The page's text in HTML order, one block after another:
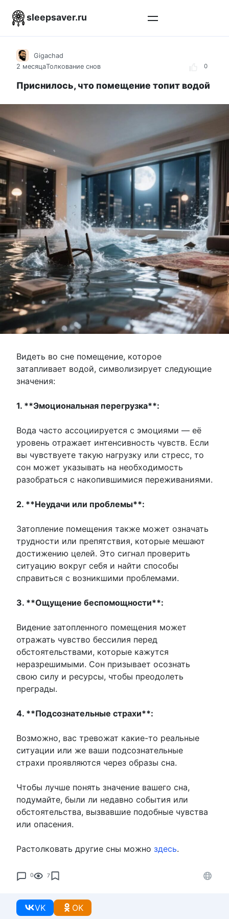
sleepsaver.ru
0
Gigachad
2 месяцаТолкование снов
Приснилось, что помещение топит водой
Видеть во сне помещение, которое
затапливает водой, символизирует следующие
значения:
1. **Эмоциональная перегрузка**:
Вода часто ассоциируется с эмоциями — её
уровень отражает интенсивность чувств. Если
вы чувствуете такую нагрузку или стресс, то
сон может указывать на необходимость
разобраться с накопившимися переживаниями.
2. **Неудачи или проблемы**:
Затопление помещения также может означать
трудности или препятствия, которые мешают
достижению целей. Это сигнал проверить
ситуацию вокруг себя и найти способы
справиться с возникшими проблемами.
3. **Ощущение беспомощности**:
Видение затопленного помещения может
отражать чувство бессилия перед
обстоятельствами, которые кажутся
неразрешимыми. Сон призывает осознать
свою силу и ресурсы, чтобы преодолеть
преграды.
4. **Подсознательные страхи**:
Возможно, вас тревожат какие-то реальные
ситуации или же ваши подсознательные
страхи проявляются через образы сна.
Чтобы лучше понять значение вашего сна,
подумайте, были ли недавно события или
обстоятельства, вызвавшие подобные чувства
или опасения.
Растолковать другие сны можно здесь.
0 7
VK OK